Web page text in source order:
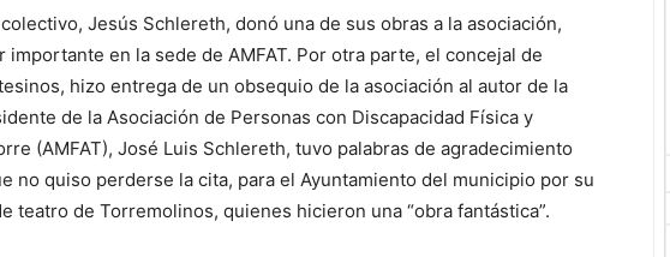
Jesús Schlereth, donó una de sus obras a la asociación,
importante en la sede de AMFAT. Por otra parte, el concejal de
hizo entrega de un obsequio de la asociación al autor de la
de la Asociación de Personas con Discapacidad Física y
(AMFAT), José Luis Schlereth, tuvo palabras de agradecimiento
no quiso perderse la cita, para el Ayuntamiento del municipio por su
teatro de Torremolinos, quienes hicieron una “obra fantástica”.